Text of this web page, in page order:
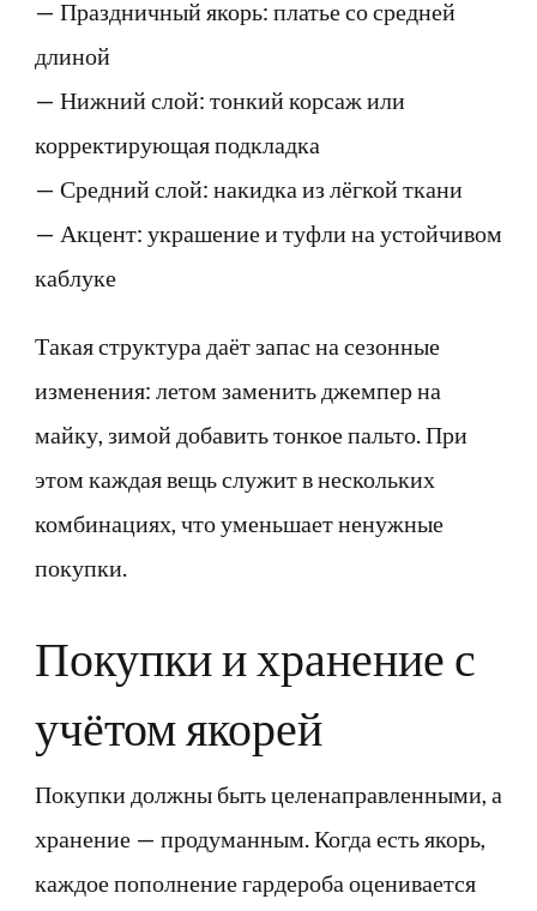
— Праздничный якорь: платье со средней
длиной
— Нижний слой: тонкий корсаж или
корректирующая подкладка
— Средний слой: накидка из лёгкой ткани
— Акцент: украшение и туфли на устойчивом
каблуке
Такая структура даёт запас на сезонные
изменения: летом заменить джемпер на
майку, зимой добавить тонкое пальто. При
этом каждая вещь служит в нескольких
комбинациях, что уменьшает ненужные
покупки.
Покупки и хранение с
учётом якорей
Покупки должны быть целенаправленными, а
хранение — продуманным. Когда есть якорь,
каждое пополнение гардероба оценивается